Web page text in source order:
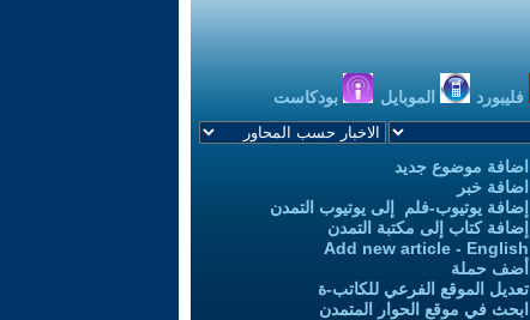
فليبورد الموبايل بودكاست
اضافة موضوع جديد
اضافة خبر
إضافة يوتيوب-فلم إلى يوتيوب التمدن
إضافة كتاب إلى مكتبة التمدن
Add new article - English
أضف حملة
تعديل الموقع الفرعي للكاتب-ة
ابحث في موقع الحوار المتمدن